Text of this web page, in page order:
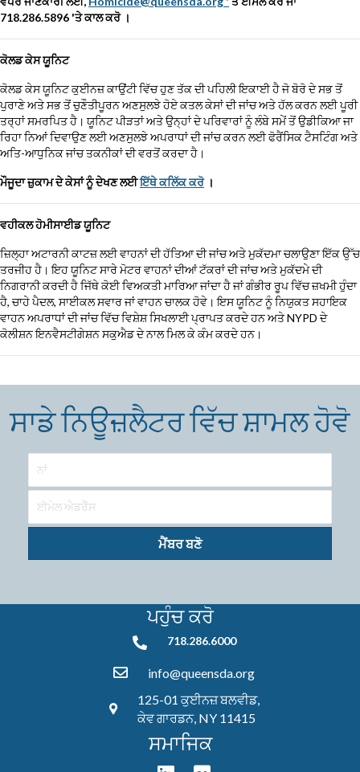
718.286.5896 'ਤੇ ਕਾਲ ਕਰੋ।
ਕੋਲਡ ਕੇਸ ਯੂਨਿਟ
ਕੋਲਡ ਕੇਸ ਯੂਨਿਟ ਕੁਈਨਜ਼ ਕਾਉਂਟੀ ਵਿੱਚ ਹੁਣ ਤੱਕ ਦੀ ਪਹਿਲੀ ਇਕਾਈ ਹੈ ਜੋ ਬੋਰੋ ਦੇ ਸਭ ਤੋਂ
ਪੁਰਾਣੇ ਅਤੇ ਸਭ ਤੋਂ ਚੁਣੌਤੀਪੂਰਨ ਅਣਸੁਲਝੇ ਹੋਏ ਕਤਲ ਕੇਸਾਂ ਦੀ ਜਾਂਚ ਅਤੇ ਹੱਲ ਕਰਨ ਲਈ ਪੂਰੀ
ਤਰ੍ਹਾਂ ਸਮਰਪਿਤ ਹੈ। ਯੂਨਿਟ ਪੀੜਤਾਂ ਅਤੇ ਉਨ੍ਹਾਂ ਦੇ ਪਰਿਵਾਰਾਂ ਨੂੰ ਲੰਬੇ ਸਮੇਂ ਤੋਂ ਉਡੀਕਿਆ ਜਾ
ਰਿਹਾ ਨਿਆਂ ਦਿਵਾਉਣ ਲਈ ਅਣਸੁਲਝੇ ਅਪਰਾਧਾਂ ਦੀ ਜਾਂਚ ਕਰਨ ਲਈ ਫੋਰੈਂਸਿਕ ਟੈਸਟਿੰਗ ਅਤੇ
ਅਤਿ-ਆਧੁਨਿਕ ਜਾਂਚ ਤਕਨੀਕਾਂ ਦੀ ਵਰਤੋਂ ਕਰਦਾ ਹੈ।
ਮੌਜੂਦਾ ਜ਼ੁਕਾਮ ਦੇ ਕੇਸਾਂ ਨੂੰ ਦੇਖਣ ਲਈਇੱਥੇ ਕਲਿੱਕ ਕਰੋ।
ਵਹੀਕਲ ਹੋਮੀਸਾਈਡ ਯੂਨਿਟ
ਜ਼ਿਲ੍ਹਾ ਅਟਾਰਨੀ ਕਾਟਜ਼ ਲਈ ਵਾਹਨਾਂ ਦੀ ਹੱਤਿਆ ਦੀ ਜਾਂਚ ਅਤੇ ਮੁਕੱਦਮਾ ਚਲਾਉਣਾ ਇੱਕ ਉੱਚ
ਤਰਜੀਹ ਹੈ। ਇਹ ਯੂਨਿਟ ਸਾਰੇ ਮੋਟਰ ਵਾਹਨਾਂ ਦੀਆਂ ਟੱਕਰਾਂ ਦੀ ਜਾਂਚ ਅਤੇ ਮੁਕੱਦਮੇ ਦੀ
ਨਿਗਰਾਨੀ ਕਰਦੀ ਹੈ ਜਿੱਥੇ ਕੋਈ ਵਿਅਕਤੀ ਮਾਰਿਆ ਜਾਂਦਾ ਹੈ ਜਾਂ ਗੰਭੀਰ ਰੂਪ ਵਿੱਚ ਜ਼ਖਮੀ ਹੁੰਦਾ
ਹੈ, ਚਾਹੇ ਪੈਦਲ, ਸਾਈਕਲ ਸਵਾਰ ਜਾਂ ਵਾਹਨ ਚਾਲਕ ਹੋਵੇ। ਇਸ ਯੂਨਿਟ ਨੂੰ ਨਿਯੁਕਤ ਸਹਾਇਕ
ਵਾਹਨ ਅਪਰਾਧਾਂ ਦੀ ਜਾਂਚ ਵਿੱਚ ਵਿਸ਼ੇਸ਼ ਸਿਖਲਾਈ ਪ੍ਰਾਪਤ ਕਰਦੇ ਹਨ ਅਤੇ NYPD ਦੇ
ਕੋਲੀਸ਼ਨ ਇਨਵੈਸਟੀਗੇਸ਼ਨ ਸਕੁਐਡ ਦੇ ਨਾਲ ਮਿਲ ਕੇ ਕੰਮ ਕਰਦੇ ਹਨ।
ਸਾਡੇ ਨਿਊਜ਼ਲੈਟਰ ਵਿੱਚ ਸ਼ਾਮਲ ਹੋਵੋ
ਮੈਂਬਰ ਬਣੋ
ਪਹੁੰਚ ਕਰੋ
718.286.6000718.286.6000
info@queensda.org
125-01 ਕੁਈਨਜ਼ ਬਲਵੀਡ,
ਕੇਵ ਗਾਰਡਨ, NY 11415
ਸਮਾਜਿਕ